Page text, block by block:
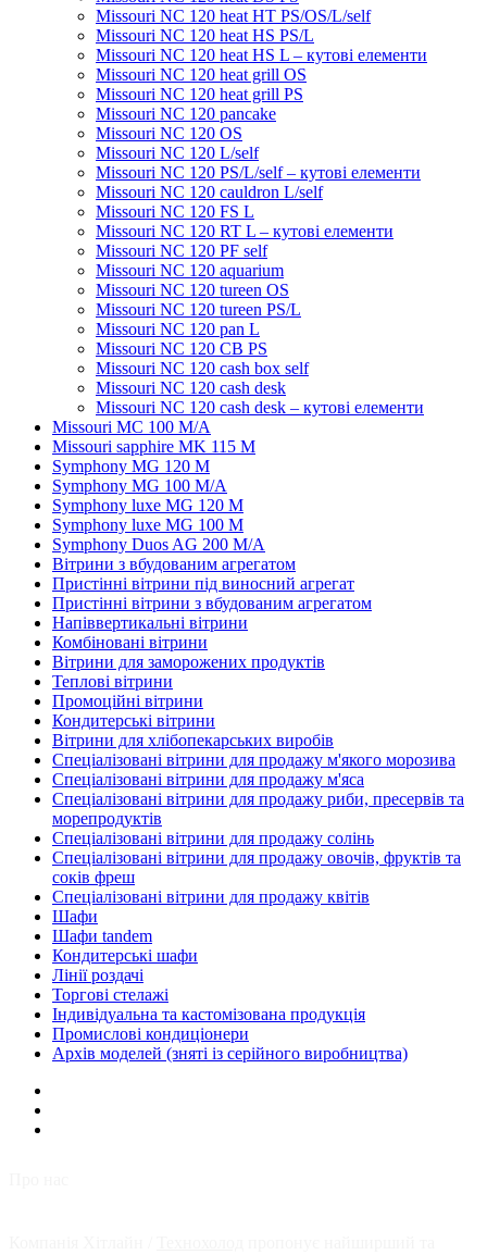
Missouri NC 120 heat HT PS/OS/L/self
Missouri NC 120 heat HS PS/L
Missouri NC 120 heat HS L – кутові елементи
Мissouri NC 120 heat grill OS
Мissouri NC 120 heat grill PS
Мissouri NC 120 pancake
Missouri NC 120 OS
Missouri NC 120 L/self
Missouri NC 120 PS/L/self – кутові елементи
Мissouri NC 120 cauldron L/self
Missouri NC 120 FS L
Missouri NC 120 RT L – кутові елементи
Мissouri NC 120 PF self
Missouri NC 120 aquarium
Missouri NC 120 tureen OS
Missouri NC 120 tureen PS/L
Missouri NC 120 pan L
Missouri NC 120 CB PS
Missouri NC 120 cash box self
Missouri NC 120 cash desk
Missouri NC 120 cash desk – кутові елементи
Missouri MC 100 M/A
Missouri sapphire MK 115 M
Symphony MG 120 M
Symphony MG 100 M/А
Symphony luxe MG 120 M
Symphony luxe MG 100 M
Symphony Duos AG 200 M/A
Вітрини з вбудованим агрегатом
Пристінні вітрини під виносний агрегат
Пристінні вітрини з вбудованим агрегатом
Напіввертикальні вітрини
Комбіновані вітрини
Вітрини для заморожених продуктів
Теплові вітрини
Промоційні вітрини
Кондитерські вітрини
Вітрини для хлібопекарських виробів
Спеціалізовані вітрини для продажу м'якого морозива
Спеціалізовані вітрини для продажу м'яса
Спеціалізовані вітрини для продажу риби, пресервів та
морепродуктів
Спеціалізовані вітрини для продажу солінь
Спеціалізовані вітрини для продажу овочів, фруктів та
соків фреш
Спеціалізовані вітрини для продажу квітів
Шафи
Шафи tandem
Кондитерські шафи
Лінії роздачі
Торгові стелажі
Індивідуальна та кастомізована продукція
Промислові кондиціонери
Архів моделей (зняті із серійного виробництва)